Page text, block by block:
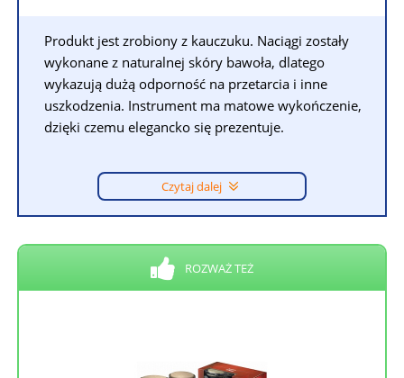
Produkt jest zrobiony z kauczuku. Naciągi zostały
wykonane z naturalnej skóry bawoła, dlatego
wykazują dużą odporność na przetarcia i inne
uszkodzenia. Instrument ma matowe wykończenie,
dzięki czemu elegancko się prezentuje.
Czytaj dalej
ROZWAŻ TEŻ